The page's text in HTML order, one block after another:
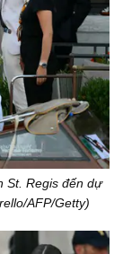
St. Regis đến dự
AFP/Getty)